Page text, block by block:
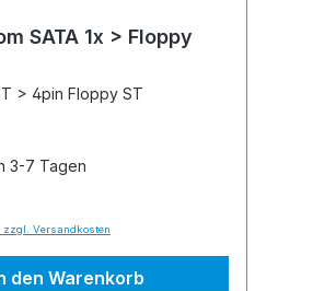
SATA 1x > Floppy
> 4pin Floppy ST
3-7 Tagen
zzgl. Versandkosten
den Warenkorb